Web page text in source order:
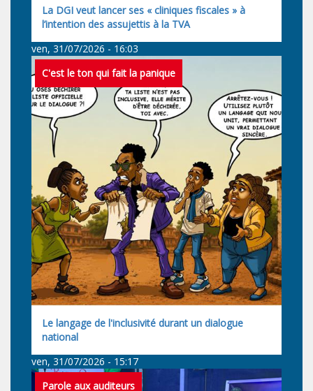
La DGI veut lancer ses « cliniques fiscales » à
l’intention des assujettis à la TVA
ven, 31/07/2026 - 16:03
Le langage de l'inclusivité durant un dialogue
national
ven, 31/07/2026 - 15:17
C'est le ton qui fait la panique
Parole aux auditeurs